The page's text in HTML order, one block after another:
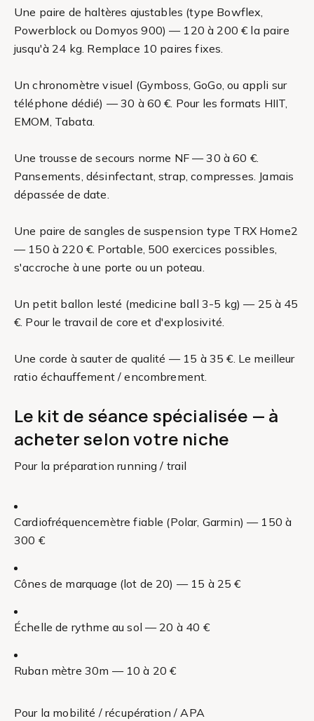
Une paire de haltères ajustables (type Bowflex,
Powerblock ou Domyos 900) — 120 à 200 € la paire
jusqu'à 24 kg. Remplace 10 paires fixes.
Un chronomètre visuel (Gymboss, GoGo, ou appli sur
téléphone dédié) — 30 à 60 €. Pour les formats HIIT,
EMOM, Tabata.
Une trousse de secours norme NF — 30 à 60 €.
Pansements, désinfectant, strap, compresses. Jamais
dépassée de date.
Une paire de sangles de suspension type TRX Home2
— 150 à 220 €. Portable, 500 exercices possibles,
s'accroche à une porte ou un poteau.
Un petit ballon lesté (medicine ball 3-5 kg) — 25 à 45
€. Pour le travail de core et d'explosivité.
Une corde à sauter de qualité — 15 à 35 €. Le meilleur
ratio échauffement / encombrement.
Le kit de séance spécialisée — à
acheter selon votre niche
Pour la préparation running / trail
Cardiofréquencemètre fiable (Polar, Garmin) — 150 à
300 €
Cônes de marquage (lot de 20) — 15 à 25 €
Échelle de rythme au sol — 20 à 40 €
Ruban mètre 30m — 10 à 20 €
Pour la mobilité / récupération / APA